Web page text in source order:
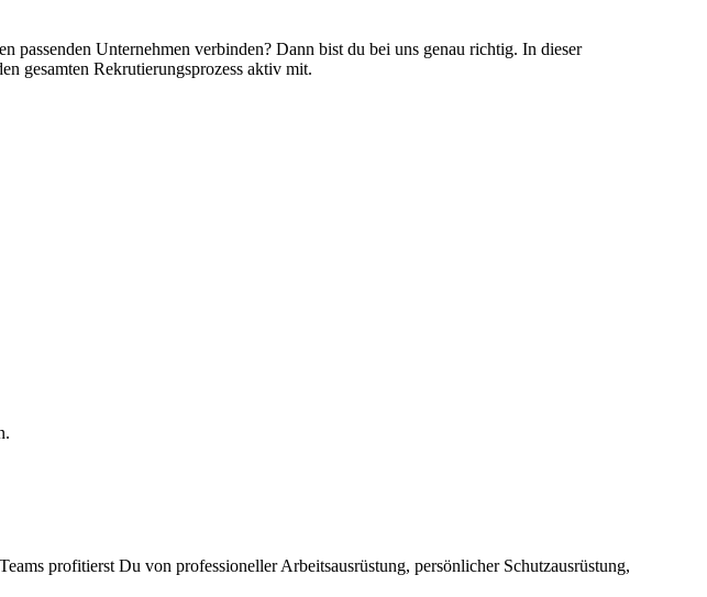
passenden Unternehmen verbinden? Dann bist du bei uns genau richtig. In dieser
gesamten Rekrutierungsprozess aktiv mit.
profitierst Du von professioneller Arbeitsausrüstung, persönlicher Schutzausrüstung,